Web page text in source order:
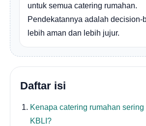
untuk semua catering rumahan.
Pendekatannya adalah decision-
lebih aman dan lebih jujur.
Daftar isi
Kenapa catering rumahan sering
KBLI?